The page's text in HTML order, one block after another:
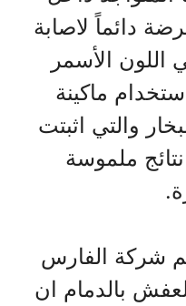
دائماً لاصابة
اللون الأسمر
ماكينة
والتي اثبتت
ملموسة
شركة الفارس
بالدمام ان